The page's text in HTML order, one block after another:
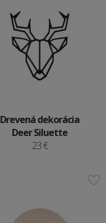
Drevená dekorácia
Deer Siluette
23 €